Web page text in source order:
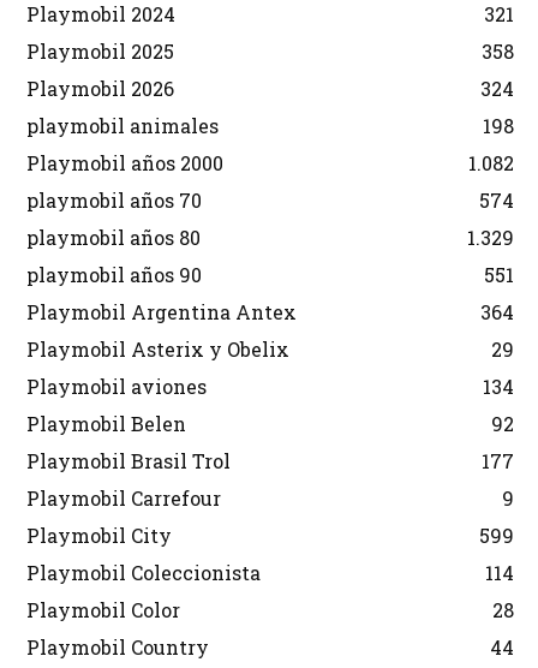
Playmobil 2024
321
Playmobil 2025
358
Playmobil 2026
324
playmobil animales
198
Playmobil años 2000
1.082
playmobil años 70
574
playmobil años 80
1.329
playmobil años 90
551
Playmobil Argentina Antex
364
Playmobil Asterix y Obelix
29
Playmobil aviones
134
Playmobil Belen
92
Playmobil Brasil Trol
177
Playmobil Carrefour
9
Playmobil City
599
Playmobil Coleccionista
114
Playmobil Color
28
Playmobil Country
44